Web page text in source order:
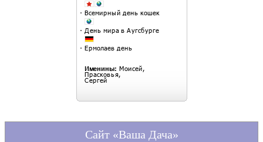
Сайт «Ваша Дача»